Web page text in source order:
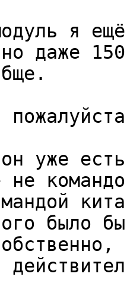
я
но даже
уже
не
было